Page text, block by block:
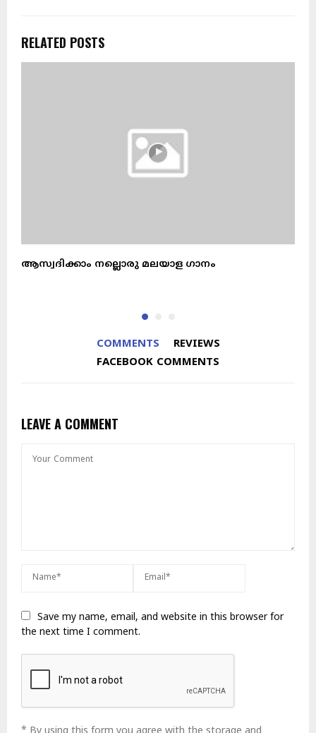
RELATED POSTS
ആസ്വദിക്കാം നല്ലൊരു മലയാള ഗാനം
COMMENTS
REVIEWS
FACEBOOK COMMENTS
LEAVE A COMMENT
Save my name, email, and website in this browser for
the next time I comment.